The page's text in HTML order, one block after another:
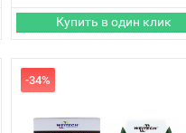
-34%